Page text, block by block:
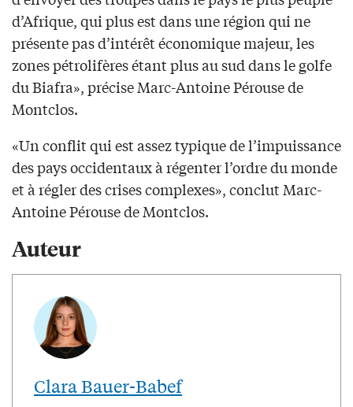
d’Afrique, qui plus est dans une région qui ne
présente pas d’intérêt économique majeur, les
zones pétrolifères étant plus au sud dans le golfe
du Biafra», précise Marc-Antoine Pérouse de
Montclos.
«Un conflit qui est assez typique de l’impuissance
des pays occidentaux à régenter l’ordre du monde
et à régler des crises complexes», conclut Marc-
Antoine Pérouse de Montclos.
Auteur
Clara Bauer-Babef